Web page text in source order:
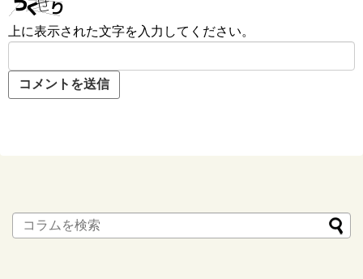
上に表示された文字を入力してください。